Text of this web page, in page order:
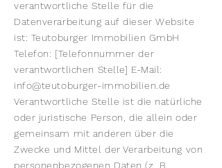
verantwortliche Stelle für die
Datenverarbeitung auf dieser Website
ist: Teutoburger Immobilien GmbH
Telefon: [Telefonnummer der
verantwortlichen Stelle] E-Mail:
info@teutoburger-immobilien.de
Verantwortliche Stelle ist die natürliche
oder juristische Person, die allein oder
gemeinsam mit anderen über die
Zwecke und Mittel der Verarbeitung von
personenbezogenen Daten (z. B.